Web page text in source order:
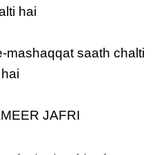
hai
mashaqqat saath chalti
hai
JAFRI